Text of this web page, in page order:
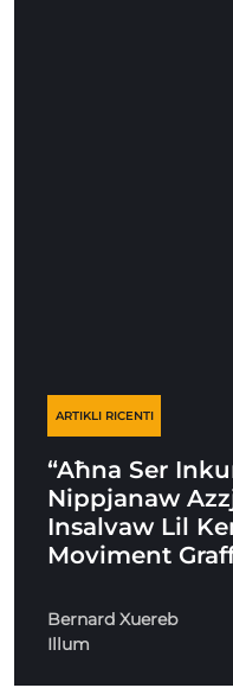
ARTIKLI RICENTI
“Aħna Ser
Nippjanaw
Insalvaw Lil
Moviment
Bernard Xuereb
Illum